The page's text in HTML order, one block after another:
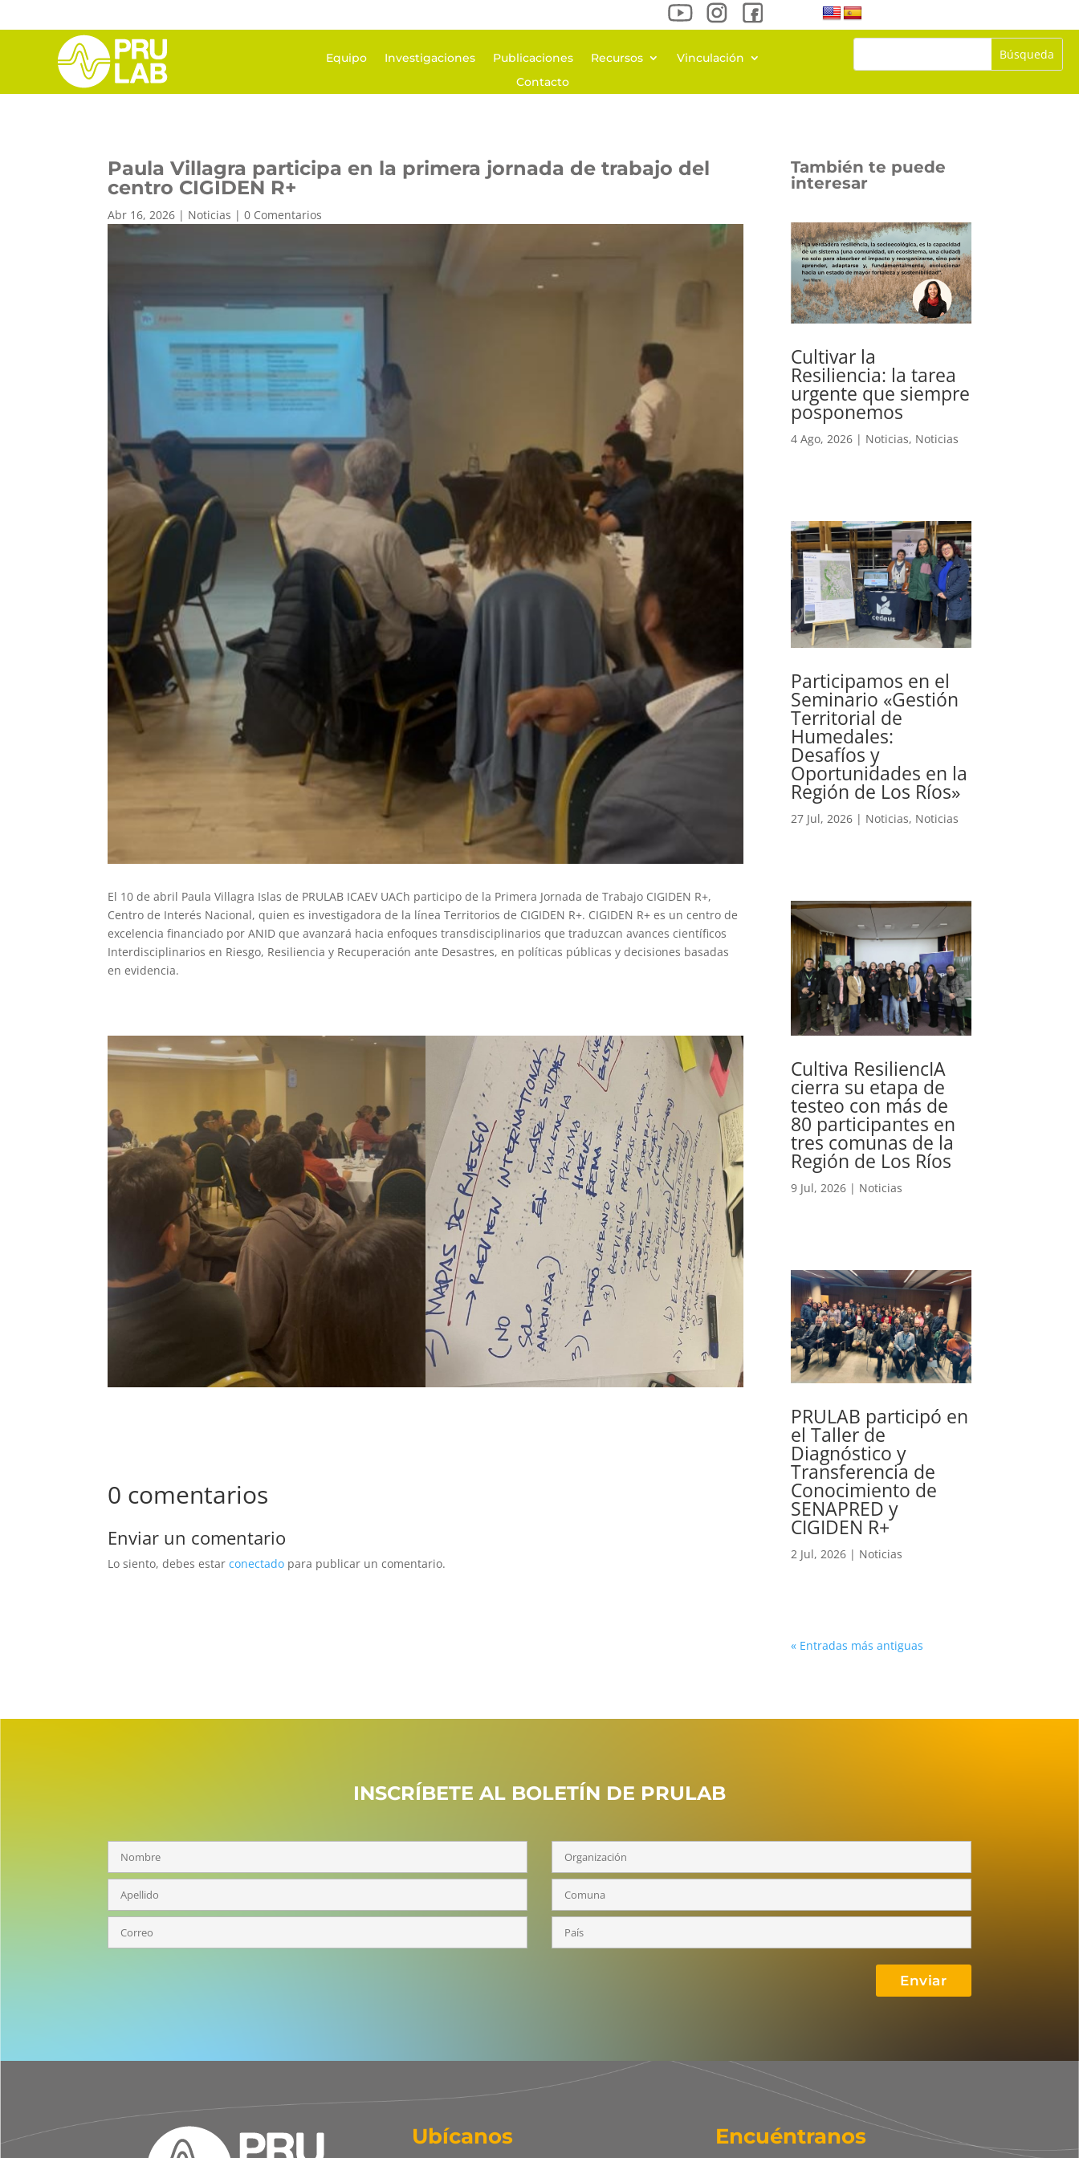
Equipo Investigaciones Publicaciones Recursos
Vinculación
Contacto
Paula Villagra participa en la primera jornada de trabajo del
centro CIGIDEN R+
Abr 16, 2026 | Noticias |0 Comentarios
El 10 de abril Paula Villagra Islas de PRULAB ICAEV UACh participo de la Primera Jornada de Trabajo CIGIDEN R+,
Centro de Interés Nacional, quien es investigadora de la línea Territorios de CIGIDEN R+. CIGIDEN R+ es un centro de
excelencia financiado por ANID que avanzará hacia enfoques transdisciplinarios que traduzcan avances científicos
Interdisciplinarios en Riesgo, Resiliencia y Recuperación ante Desastres, en políticas públicas y decisiones basadas
en evidencia.
0 comentarios
Enviar un comentario
Lo siento, debes estarconectado para publicar un comentario.
También te puede
interesar
Cultivar la
Resiliencia: la tarea
urgente que siempre
posponemos
4 Ago, 2026 | Noticias, Noticias
Participamos en el
Seminario «Gestión
Territorial de
Humedales:
Desafíos y
Oportunidades en la
Región de Los Ríos»
27 Jul, 2026 | Noticias, Noticias
Cultiva ResiliencIA
cierra su etapa de
testeo con más de
80 participantes en
tres comunas de la
Región de Los Ríos
9 Jul, 2026 | Noticias
PRULAB participó en
el Taller de
Diagnóstico y
Transferencia de
Conocimiento de
SENAPRED y
CIGIDEN R+
2 Jul, 2026 | Noticias
« Entradas más antiguas
INSCRÍBETE AL BOLETÍN DE PRULAB
Ubícanos Encuéntranos